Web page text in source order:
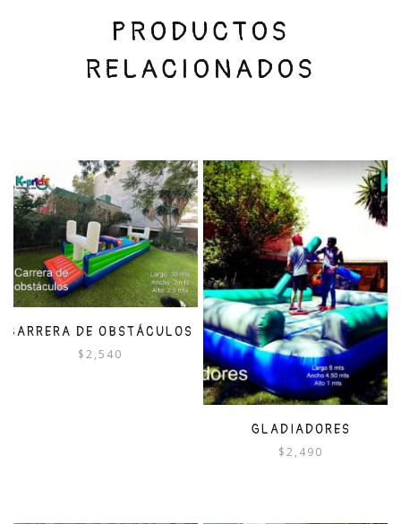
PRODUCTOS
RELACIONADOS
CARRERA DE OBSTÁCULOS
$2,540
GLADIADORES
$2,490